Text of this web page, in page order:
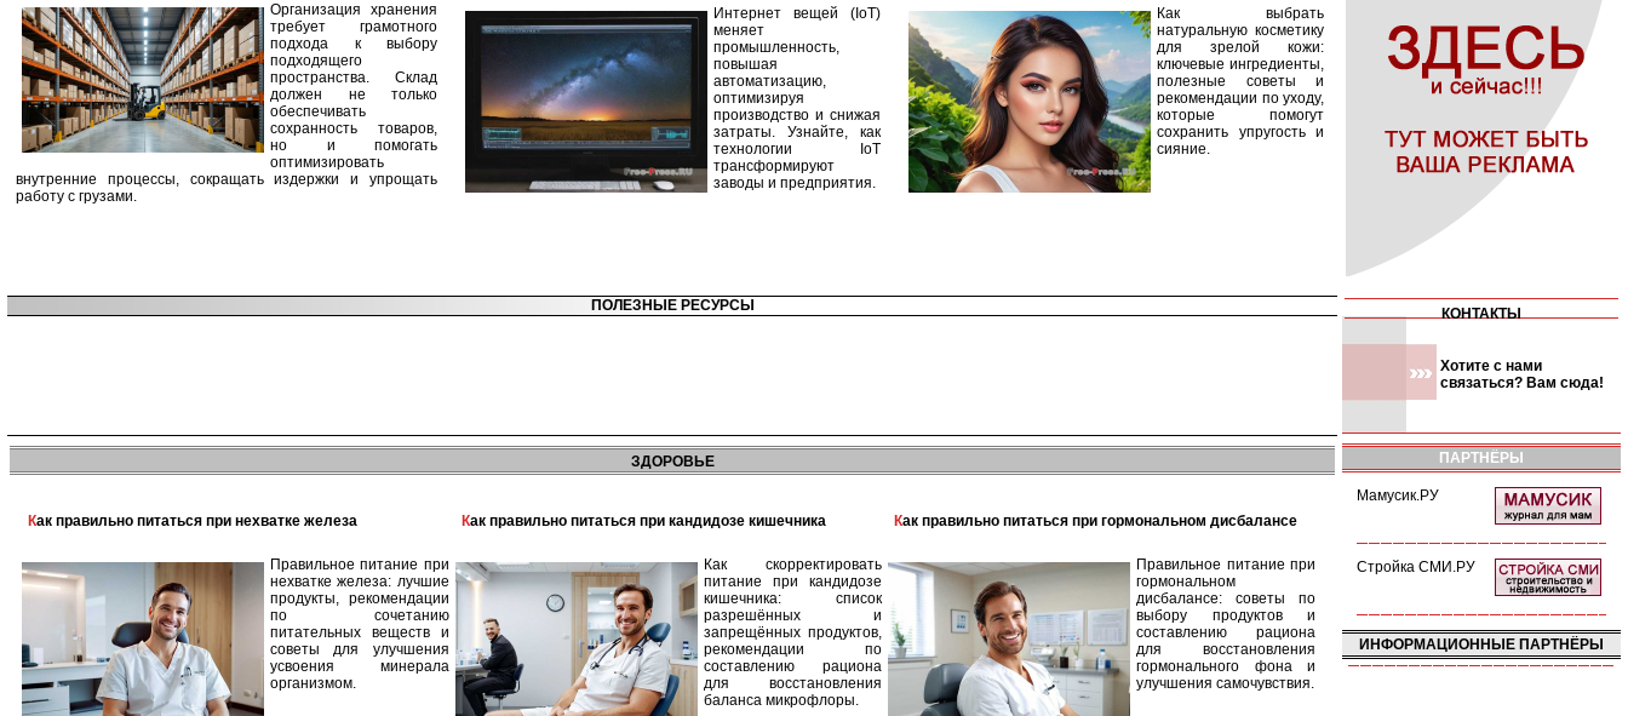
Организация хранения
требует грамотного
подхода к выбору
подходящего
пространства. Склад
должен не только
обеспечивать
сохранность товаров,
но и помогать
оптимизировать
внутренние процессы, сокращать издержки и упрощать
работу с грузами.
Интернет вещей (IoT)
меняет
промышленность,
повышая
автоматизацию,
оптимизируя
производство и снижая
затраты. Узнайте, как
технологии IoT
трансформируют
заводы и предприятия.
Как выбрать
натуральную косметику
для зрелой кожи:
ключевые ингредиенты,
полезные советы и
рекомендации по уходу,
которые помогут
сохранить упругость и
сияние.
ПОЛЕЗНЫЕ РЕСУРСЫ КОНТАКТЫ
Хотите с нами
связаться? Вам сюда!
ЗДОРОВЬЕ
Как правильно питаться при нехватке железа
Правильное питание при
нехватке железа: лучшие
продукты, рекомендации
по сочетанию
питательных веществ и
советы для улучшения
усвоения минерала
организмом.
Как правильно питаться при кандидозе кишечника
Как скорректировать
питание при кандидозе
кишечника: список
разрешённых и
запрещённых продуктов,
рекомендации по
составлению рациона
для восстановления
баланса микрофлоры.
Как правильно питаться при гормональном дисбалансе
Правильное питание при
гормональном
дисбалансе: советы по
выбору продуктов и
составлению рациона
для восстановления
гормонального фона и
улучшения самочувствия.
ПАРТНЁРЫ
Мамусик.РУ
Стройка СМИ.РУ
ИНФОРМАЦИОННЫЕ ПАРТНЁРЫ